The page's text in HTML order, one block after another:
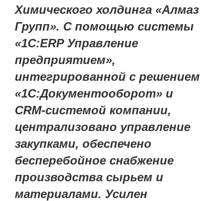
Химического холдинга «Алмаз
Групп». С помощью системы
«1С:ERP Управление
предприятием»,
интегрированной с решением
«1С:Документооборот» и
CRM-системой компании,
централизовано управление
закупками, обеспечено
бесперебойное снабжение
производства сырьем и
материалами. Усилен